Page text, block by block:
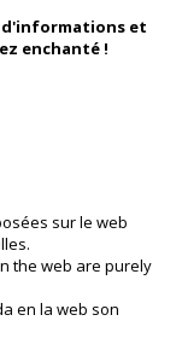
d'informations et
enchanté !
sur le web
the web are purely
en la web son